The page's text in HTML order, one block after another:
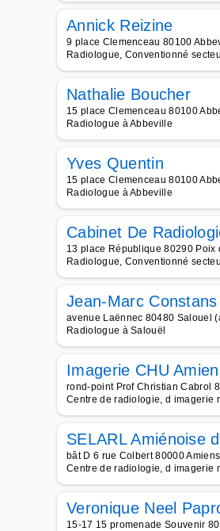
Annick Reizine
9 place Clemenceau 80100
Radiologue, Conventionné
Nathalie Boucher
15 place Clemenceau 80100
Radiologue à Abbeville
Yves Quentin
15 place Clemenceau 80100
Radiologue à Abbeville
Cabinet De
13 place République 80290
Radiologue, Conventionné
Jean-Marc Constans
avenue Laënnec 80480 Salouel
Radiologue à Salouël
Imagerie CHU
rond-point Prof Christian Cabrol
Centre de radiologie, d imagerie
SELARL Amiénoise
bât D 6 rue Colbert 80000
Centre de radiologie, d imagerie
Veronique Neel
15-17 15 promenade Souvenir